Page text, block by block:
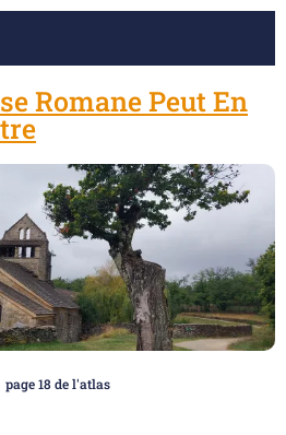
Romane Peut En
page 18 de l'atlas